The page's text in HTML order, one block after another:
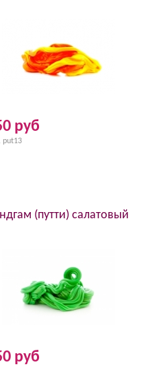
руб
put13
(путти) салатовый
руб